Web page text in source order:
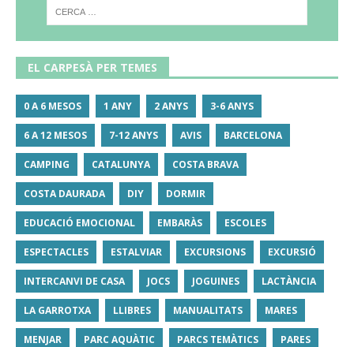
EL CARPESÀ PER TEMES
0 A 6 MESOS 1 ANY 2 ANYS 3-6 ANYS
6 A 12 MESOS 7-12 ANYS AVIS BARCELONA
CAMPING CATALUNYA COSTA BRAVA
COSTA DAURADA DIY DORMIR
EDUCACIÓ EMOCIONAL EMBARÀS ESCOLES
ESPECTACLES ESTALVIAR EXCURSIONS EXCURSIÓ
INTERCANVI DE CASA JOCS JOGUINES LACTÀNCIA
LA GARROTXA LLIBRES MANUALITATS MARES
MENJAR PARC AQUÀTIC PARCS TEMÀTICS PARES